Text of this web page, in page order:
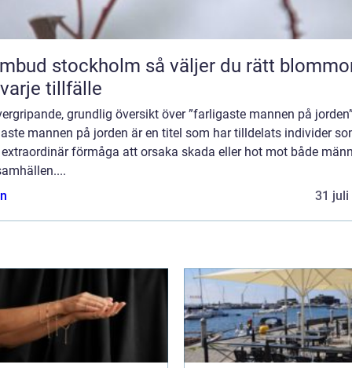
stockholm så väljer du rätt blommor
tillfälle
grundlig översikt över ”farligaste mannen på
mannen på jorden är en titel som har tilldelats individer
förmåga att orsaka skada eller hot mot både
31 juli